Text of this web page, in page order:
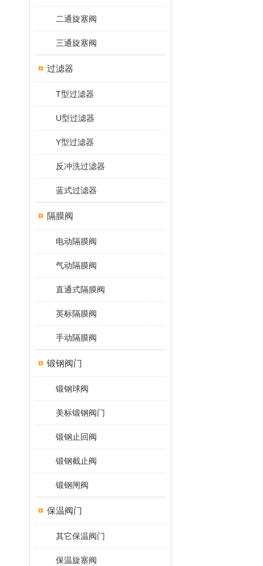
二通旋塞阀
三通旋塞阀
过滤器
T型过滤器
U型过滤器
Y型过滤器
反冲洗过滤器
蓝式过滤器
隔膜阀
电动隔膜阀
气动隔膜阀
直通式隔膜阀
英标隔膜阀
手动隔膜阀
锻钢阀门
锻钢球阀
美标锻钢阀门
锻钢止回阀
锻钢截止阀
锻钢闸阀
保温阀门
其它保温阀门
保温旋塞阀